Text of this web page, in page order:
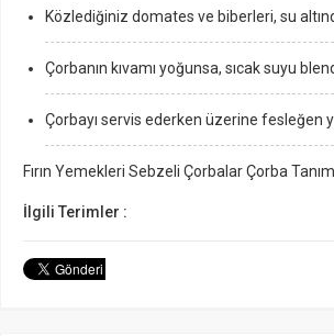
Közlediğiniz domates ve biberleri, su
Çorbanın kıvamı yoğunsa, sıcak suyu
Çorbayı servis ederken üzerine fesleğen
Fırın Yemekleri Sebzeli Çorbalar Çorba
İlgili Terimler :